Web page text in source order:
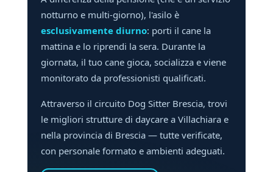
notturno e multi-giorno), l'asilo è
esclusivamente diurno: porti il cane la
mattina e lo riprendi la sera. Durante la
giornata, il tuo cane gioca, socializza e viene
monitorato da professionisti qualificati.
Attraverso il circuito Dog Sitter Brescia, trovi
le migliori strutture di daycare a Villachiara e
nella provincia di Brescia — tutte verificate,
con personale formato e ambienti adeguati.